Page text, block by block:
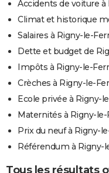
Accidents de voiture
Climat et historique
Salaires à Rigny-le-
Dette et budget de
Impôts à Rigny-le-
Crèches à Rigny-le-
Ecole privée à Rigny-
Maternités à Rigny-
Prix du neuf à Rigny-
Référendum à Rigny-
Tous les résultats